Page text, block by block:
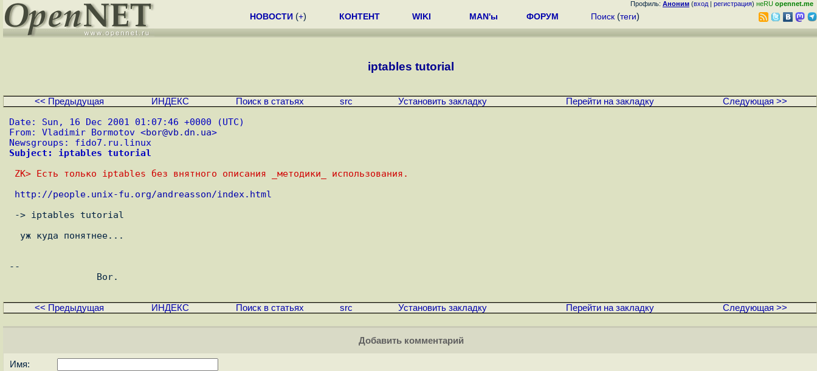
Профиль: Аноним (вход | регистрация) неRU opennet.me
НОВОСТИ (+) КОНТЕНТ WIKI MAN'ы ФОРУМ Поиск (теги)
iptables tutorial
<< Предыдущая ИНДЕКС Поиск в статьях src Установить закладку Перейти на закладку Следующая >>
Date: Sun, 16 Dec 2001 01:07:46 +0000 (UTC)
From: Vladimir Bormotov <bor@vb.dn.ua>
Newsgroups: fido7.ru.linux
Subject: iptables tutorial
ZK> Есть только iptables без внятного описания _методики_ использования.
http://people.unix-fu.org/andreasson/index.html
--
<< Предыдущая ИНДЕКС Поиск в статьях src Установить закладку Перейти на закладку Следующая >>
Добавить комментарий
Имя: